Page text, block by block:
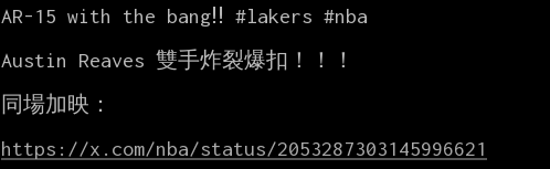
AR-15 with the bang‼ #lakers #nba
Austin Reaves 雙手炸裂爆扣！！！
同場加映：
https://x.com/nba/status/2053287303145996621